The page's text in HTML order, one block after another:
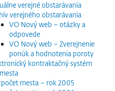
verejné obstarávania
verejného obstarávania
VO Nový web – otázky a
odpovede
VO Nový web – Zverejnenie
ponúk a hodnotenia poroty
kontraktačný systém
mesta – rok 2005